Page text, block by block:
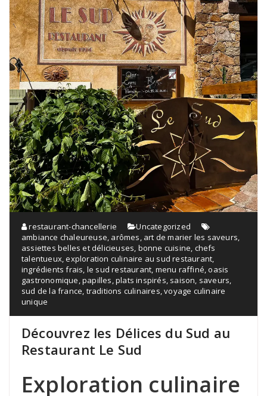
restaurant-chancellerie
Uncategorized
ambiance chaleureuse, arômes, art de marier les saveurs,
assiettes belles et délicieuses, bonne cuisine, chefs
talentueux,exploration culinaire au sud restaurant,
ingrédients frais, le sud restaurant, menu raffiné,oasis
gastronomique,papilles,plats inspirés, saison, saveurs,
sud de la france, traditions culinaires,voyage culinaire
unique
Découvrez les Délices du Sud au
Restaurant Le Sud
Exploration culinaire